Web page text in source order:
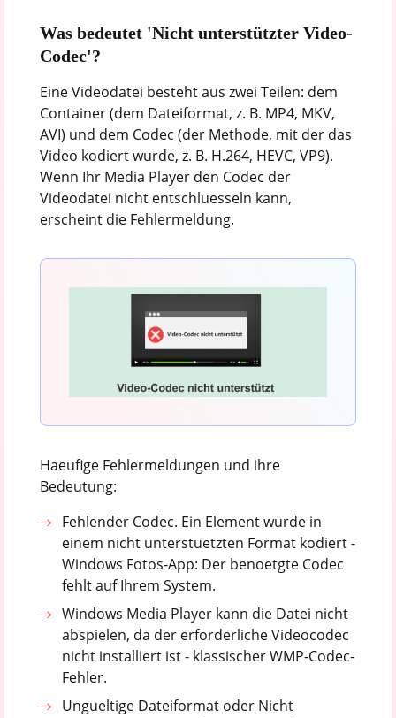
Was bedeutet 'Nicht unterstützter Video-
Codec'?
Eine Videodatei besteht aus zwei Teilen: dem
Container (dem Dateiformat, z. B. MP4, MKV,
AVI) und dem Codec (der Methode, mit der das
Video kodiert wurde, z. B. H.264, HEVC, VP9).
Wenn Ihr Media Player den Codec der
Videodatei nicht entschluesseln kann,
erscheint die Fehlermeldung.
Haeufige Fehlermeldungen und ihre
Bedeutung:
Fehlender Codec. Ein Element wurde in
einem nicht unterstuetzten Format kodiert -
Windows Fotos-App: Der benoetgte Codec
fehlt auf Ihrem System.
Windows Media Player kann die Datei nicht
abspielen, da der erforderliche Videocodec
nicht installiert ist - klassischer WMP-Codec-
Fehler.
Ungueltige Dateiformat oder Nicht